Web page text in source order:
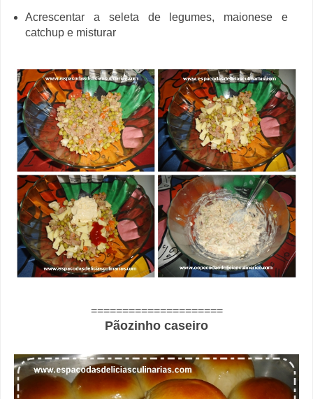
Acrescentar a seleta de legumes, maionese e
catchup e misturar
=====================
Pãozinho caseiro